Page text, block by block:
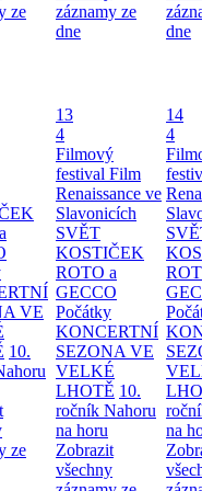
ze
záznamy ze
dne
dne
VE
10.
ze
13
4
Filmový
festival Film
Renaissance ve
Slavonicích
SVĚT
KOSTIČEK
ROTO a
GECCO
Počátky
KONCERTNÍ
SEZONA VE
VELKÉ
LHOTĚ 10.
ročník Nahoru
na horu
Zobrazit
všechny
14
4
na